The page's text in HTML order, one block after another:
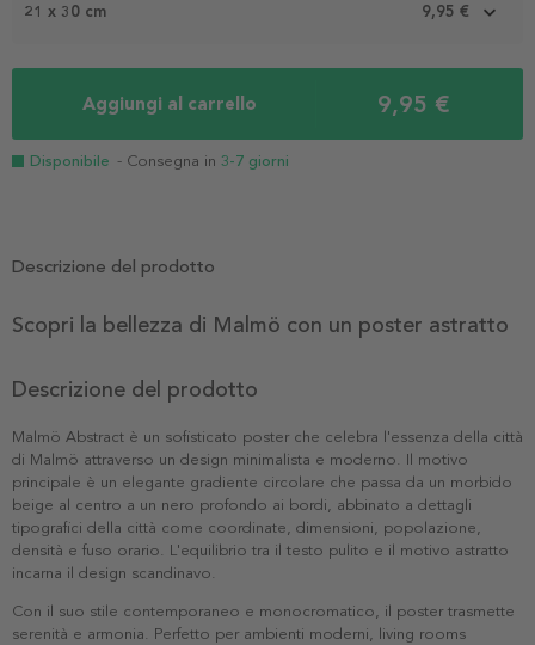
21 x 30 cm 9,95 €
Aggiungi al carrello 9,95 €
Disponibile - Consegna in 3-7 giorni
Descrizione del prodotto
Scopri la bellezza di Malmö con un poster astratto
Descrizione del prodotto
Malmö Abstract è un sofisticato poster che celebra l'essenza della città
di Malmö attraverso un design minimalista e moderno. Il motivo
principale è un elegante gradiente circolare che passa da un morbido
beige al centro a un nero profondo ai bordi, abbinato a dettagli
tipografici della città come coordinate, dimensioni, popolazione,
densità e fuso orario. L'equilibrio tra il testo pulito e il motivo astratto
incarna il design scandinavo.
Con il suo stile contemporaneo e monocromatico, il poster trasmette
serenità e armonia. Perfetto per ambienti moderni, living rooms